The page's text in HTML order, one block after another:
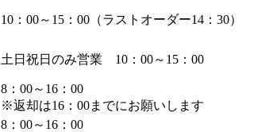
10：00～15：00（ラストオーダー14：30）
土日祝日のみ営業 10：00～15：00
8：00～16：00
※返却は16：00までにお願いします
8：00～16：00